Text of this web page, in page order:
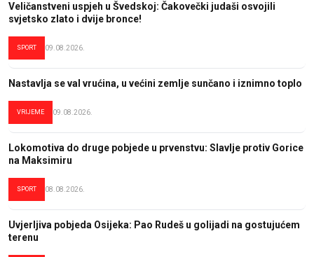
Veličanstveni uspjeh u Švedskoj: Čakovečki judaši osvojili
svjetsko zlato i dvije bronce!
SPORT 09.08.2026.
Nastavlja se val vrućina, u većini zemlje sunčano i iznimno toplo
VRIJEME 09.08.2026.
Lokomotiva do druge pobjede u prvenstvu: Slavlje protiv Gorice
na Maksimiru
SPORT 08.08.2026.
Uvjerljiva pobjeda Osijeka: Pao Rudeš u golijadi na gostujućem
terenu